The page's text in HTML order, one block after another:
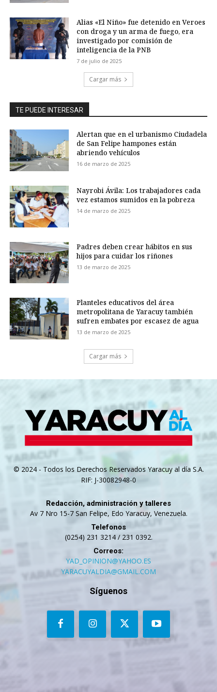
Alias «El Niño» fue detenido en Veroes
con droga y un arma de fuego, era
investigado por comisión de
inteligencia de la PNB
7 de julio de 2025
Cargar más
TE PUEDE INTERESAR
Alertan que en el urbanismo Ciudadela
de San Felipe hampones están
abriendo vehículos
16 de marzo de 2025
Nayrobi Ávila: Los trabajadores cada
vez estamos sumidos en la pobreza
14 de marzo de 2025
Padres deben crear hábitos en sus
hijos para cuidar los riñones
13 de marzo de 2025
Planteles educativos del área
metropolitana de Yaracuy también
sufren embates por escasez de agua
13 de marzo de 2025
Cargar más
© 2024 - Todos los Derechos Reservados Yaracuy al día S.A.
RIF: J-30082948-0
Redacción, administración y talleres
Av 7 Nro 15-7 San Felipe, Edo Yaracuy, Venezuela.
Telefonos
(0254) 231 3214 / 231 0392.
Correos:
YAD_OPINION@YAHOO.ES
YARACUYALDIA@GMAIL.COM
Síguenos